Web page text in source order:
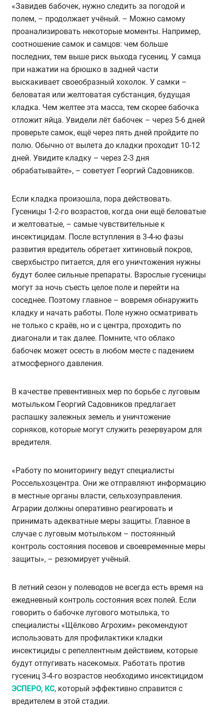
«Завидев бабочек, нужно следить за погодой и
полем, – продолжает учёный. – Можно самому
проанализировать некоторые моменты. Например,
соотношение самок и самцов: чем больше
последних, тем выше риск выхода гусениц. У самца
при нажатии на брюшко в задней части
выскакивает своеобразный хохолок. У самки –
беловатая или желтоватая субстанция, будущая
кладка. Чем желтее эта масса, тем скорее бабочка
отложит яйца. Увидели лёт бабочек – через 5-6 дней
проверьте самок, ещё через пять дней пройдите по
полю. Обычно от вылета до кладки проходит 10-12
дней. Увидите кладку – через 2-3 дня
обрабатывайте», – советует Георгий Садовников.
Если кладка произошла, пора действовать.
Гусеницы 1-2-го возрастов, когда они ещё беловатые
и желтоватые, – самые чувствительные к
инсектицидам. После вступления в 3-4-ю фазы
развития вредитель обретает хитиновый покров,
сверхбыстро питается, для его уничтожения нужны
будут более сильные препараты. Взрослые гусеницы
могут за ночь съесть целое поле и перейти на
соседнее. Поэтому главное – вовремя обнаружить
кладку и начать работы. Поле нужно осматривать
не только с краёв, но и с центра, проходить по
диагонали и так далее. Помните, что облако
бабочек может осесть в любом месте с падением
атмосферного давления.
В качестве превентивных мер по борьбе с луговым
мотыльком Георгий Садовников предлагает
распашку залежных земель и уничтожение
сорняков, которые могут служить резервуаром для
вредителя.
«Работу по мониторингу ведут специалисты
Россельхозцентра. Они же отправляют информацию
в местные органы власти, сельхозуправления.
Аграрии должны оперативно реагировать и
принимать адекватные меры защиты. Главное в
случае с луговым мотыльком – постоянный
контроль состояния посевов и своевременные меры
защиты», – резюмирует учёный.
В летний сезон у полеводов не всегда есть время на
ежедневный контроль состояния всех полей. Если
говорить о бабочке лугового мотылька, то
специалисты «Щёлково Агрохим» рекомендуют
использовать для профилактики кладки
инсектициды с репеллентным действием, которые
будут отпугивать насекомых. Работать против
гусениц 3-4-го возрастов необходимо инсектицидом
ЭСПЕРО, КС, который эффективно справится с
вредителем в этой стадии.